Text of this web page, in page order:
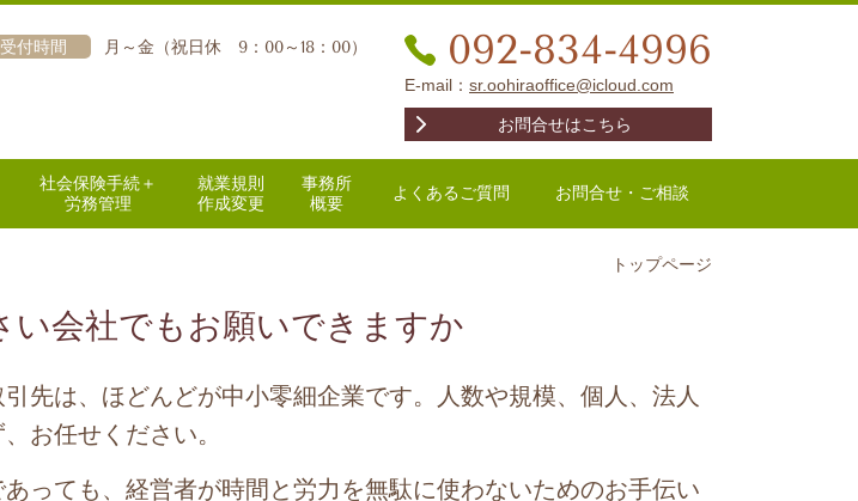
受付時間 月～金（祝日休 9：00～18：00） 092-834-4996
E-mail： sr.oohiraoffice@icloud.com
お問合せはこちら
社会保険手続＋
労務管理
就業規則
作成変更
事務所
概要
よくあるご質問 お問合せ・ご相談
トップページ
会社でもお願いできますか
先は、ほどんどが中小零細企業です。人数や規模、個人、法人
お任せください。
っても、経営者が時間と労力を無駄に使わないためのお手伝い